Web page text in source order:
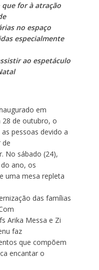
for à atração
no espaço
especialmente
ao espetáculo
em
28 de outubro, o
pessoas devido a
de
No sábado (24),
ano, os
uma mesa repleta
das famílias
Arika Messa e Zi
faz
que compõem
encantar o